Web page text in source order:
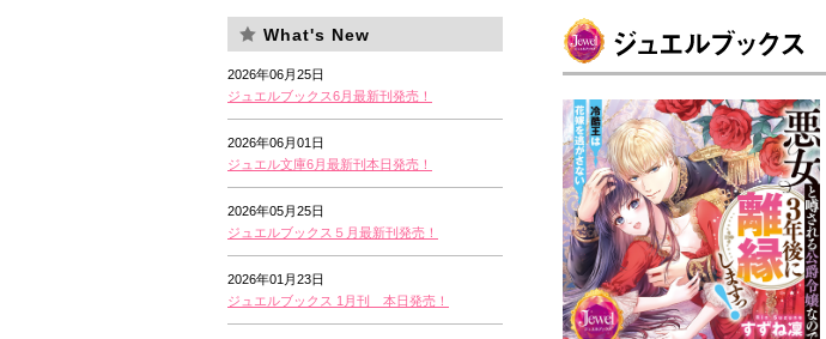
What's New
2026年06月25日
ジュエルブックス6月最新刊発売！
2026年06月01日
ジュエル文庫6月最新刊本日発売！
2026年05月25日
ジュエルブックス５月最新刊発売！
2026年01月23日
ジュエルブックス 1月刊 本日発売！